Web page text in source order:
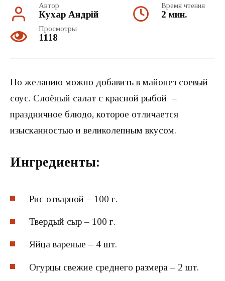
Автор
Кухар Андрій
Время чтения
2 мин.
Просмотры
1118
По желанию можно добавить в майонез соевый
соус. Слоёный салат с красной рыбой –
праздничное блюдо, которое отличается
изысканностью и великолепным вкусом.
Ингредиенты:
Рис отварной – 100 г.
Твердый сыр – 100 г.
Яйца вареные – 4 шт.
Огурцы свежие среднего размера – 2 шт.